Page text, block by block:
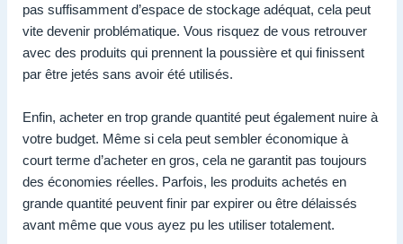
pas suffisamment d’espace de stockage adéquat, cela peut
vite devenir problématique. Vous risquez de vous retrouver
avec des produits qui prennent la poussière et qui finissent
par être jetés sans avoir été utilisés.
Enfin, acheter en trop grande quantité peut également nuire à
votre budget. Même si cela peut sembler économique à
court terme d’acheter en gros, cela ne garantit pas toujours
des économies réelles. Parfois, les produits achetés en
grande quantité peuvent finir par expirer ou être délaissés
avant même que vous ayez pu les utiliser totalement.